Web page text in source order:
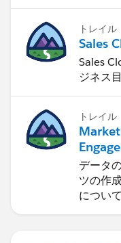
トレイル
Sales
Sales
ジネス
トレイル
する
データ
ツの作
につい